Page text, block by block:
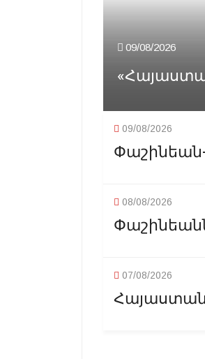
09/08/2026
09/08/2026
08/08/2026
07/08/2026